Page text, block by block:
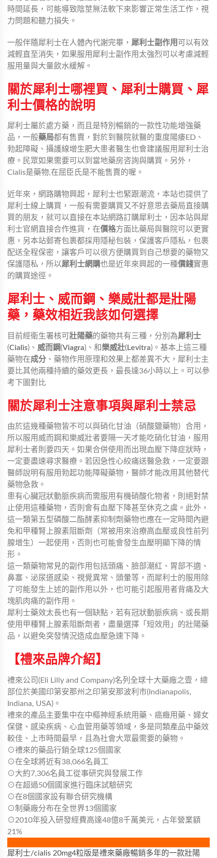
時間延長，可能導致陰莖無法軟下來影響正常生活工作，視
力問題和聽力損失。
一般伴隨犀利士在人體內代謝完畢， 犀利士副作用 可以有效
減輕直至消失，如果服用犀利士副作用太強烈可以考慮減輕
服用量與大量飲水緩解。
關於犀利士哪裡買、犀利士購買、犀
利士價格的說明
犀利士屬於處方藥，而且是特別暢銷的一款性功能增強藥
品，一般藥局都有售賣，對於到醫院就醫的重度陽痿ED、
勃起障礙、攝護線增生肥大患者醫生也會建議服用犀利士治
療。民眾如果需要可以到當地藥房咨詢與購買。另外，
Cialis是藥物,在屈臣氏是不能售賣的喔。
近年來，網路購物興起，犀利士也緊跟潮流，本站也提供了
犀利士線上購買，一般有需要購買又不好意思去藥局直接購
買的朋友，就可以直接在本站網路訂購犀利士，因本站與犀
利士官網直接合作進貨，在價格方面比藥局與醫院可以更實
惠，另本站郵寄包裹都採用隱秘包裝，保護客戶隱私，包裹
配送全程保密，讓客戶可以很方便購買到自己想要的藥物又
保護隱私，所以犀利士網購也是近年來興起的一種價錢實惠
的購買途徑。
犀利士、威而鋼、樂威壯都是壯陽
藥，藥效相近我該如何選擇
目前經衛生署核可 壯陽藥的藥物共有三種，分別為犀利士
(Cialis)、 威而鋼(Viagra)、和 樂威壯(Levitra)。基本上這三種
藥物在成分 、藥物作用原理和效果上都差異不大，犀利士主
要比其他兩種持續的藥效更長，最長達36小時以上。可以參
考下圖對比
關於犀利士注意事項與犀利士禁忌
由於這幾種藥物皆不可以與硝化甘油（硝酸鹽藥物）合用，
所以服用威而鋼和樂威壯者要隔一天才能吃硝化甘油，服用
犀利士者則要四天。如果合併使用而出現血壓下降症狀時，
一定要盡速尋求醫療。若因急性心絞痛送醫急救，一定要跟
醫師說明有服用勃起功能障礙藥物，醫師才能改用其他替代
藥物急救。
患有心臟冠狀動脈疾病而需服用有機硝酸化物者，則絕對禁
止使用這種藥物，否則會有血壓下降甚至休克之虞。此外，
這一類第五型磷酸二酯酵素抑制劑藥物也應在一定時間內避
免和甲種腎上腺素阻斷劑（常被用來治療高血壓或良性前列
腺增生）一起使用，否則也可能會發生血壓明顯下降的情
形。
這一類藥物常見的副作用包括頭痛、臉部潮紅、胃部不適、
鼻塞、泌尿道感染、視覺異常、頭暈等，而犀利士的服用除
了可能發生上述的副作用以外，也可能引起服用者背痛及大
塊肌肉痛的副作用。
犀利士藥效太長也有一個缺點，若有冠狀動脈疾病、或長期
使用甲種腎上腺素阻斷劑者，盡量選擇「短效用」的壯陽藥
品，以避免突發情況造成血壓急速下降。
【禮來品牌介紹】
禮來公司(Eli Lilly and Company)名列全球十大藥廠之壹，總
部位於美國印第安那州之印第安那波利市(Indianapolis,
Indiana, USA)。
禮來的產品主要集中在中樞神經系統用藥、癌癥用藥、婦女
保健、感染疾病、心血管用藥等領域，多是同類產品中藥效
較佳、上市時間最早，且為社會大眾最需要的藥物。
⊙禮來的藥品行銷全球125個國家
⊙在全球將近有38,066名員工
⊙大約7,306名員工從事研究與發展工作
⊙在超過50個國家進行臨床試驗研究
⊙在8個國家設有聯合研究機構
⊙制藥廠分布在全世界13個國家
⊙2010年投入研發經費高達48億8千萬美元，占年營業額
21%
犀利士/cialis 20mg4粒版是禮來藥廠暢銷多年的一款壯陽